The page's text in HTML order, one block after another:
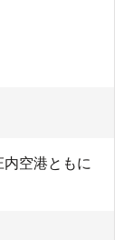
空港ともに